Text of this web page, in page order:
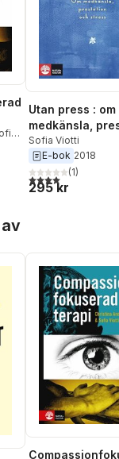
antal röster:
Utan press : om
medkänsla,
och stress
Sofia Viotti
E-bok 2018
4,0utav 5 stjärnor.
(1)
295 kr